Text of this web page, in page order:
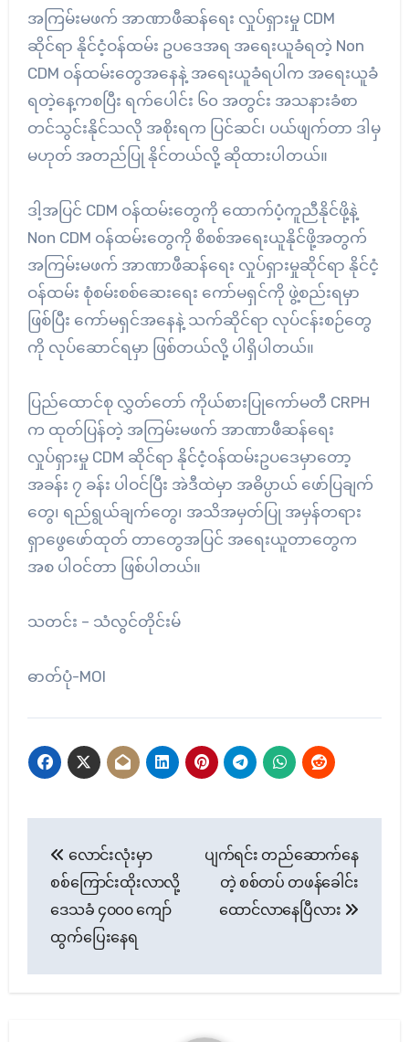
အကြမ်းမဖက် အာဏာဖီဆန်ရေး လှုပ်ရှားမှု CDM
ဆိုင်ရာ နိုင်ငံ့ဝန်ထမ်း ဥပ‌ဒေအရ အရေးယူခံရတဲ့ Non
CDM ဝန်ထမ်းတွေအနေနဲ့ အရေးယူခံရပါက အရေးယူခံ
ရတဲ့နေ့ကစပြီး ရက်ပေါင်း ၆၀ အတွင်း အသနားခံစာ
တင်သွင်းနိုင်သလို အစိုးရက ပြင်ဆင်၊ ပယ်ဖျက်တာ ဒါမှ
မဟုတ် အတည်ပြု နိုင်တယ်လို့ ဆိုထားပါတယ်။
ဒါ့အပြင် CDM ဝန်ထမ်းတွေကို ထောက်ပံ့ကူညီနိုင်ဖို့နဲ့
Non CDM ဝန်ထမ်းတွေကို စိစစ်အရေးယူနိုင်ဖို့အတွက်
အကြမ်းမဖက် အာဏာဖီဆန်ရေး လှုပ်ရှားမှုဆိုင်ရာ နိုင်ငံ့
ဝန်ထမ်း စုံစမ်းစစ်ဆေးရေး ကော်မရှင်ကို ဖွဲ့စည်းရမှာ
ဖြစ်ပြီး ကော်မရှင်အနေနဲ့ သက်ဆိုင်ရာ လုပ်ငန်းစဉ်တွေ
ကို လုပ်ဆောင်ရမှာ ဖြစ်တယ်လို့ ပါရှိပါတယ်။
ပြည်ထောင်စု လွှတ်တော် ကိုယ်စားပြုကော်မတီ CRPH
က ထုတ်ပြန်တဲ့ အကြမ်းမဖက် အာဏာဖီဆန်ရေး
လှုပ်ရှားမှု CDM ဆိုင်ရာ နိုင်ငံ့ဝန်ထမ်းဥပ‌ဒေမှာတော့
အခန်း ၇ ခန်း ပါဝင်ပြီး အဲဒီထဲမှာ အဓိပ္ပာယ် ဖော်ပြချက်
တွေ၊ ရည်ရွယ်ချက်တွေ၊ အသိအမှတ်ပြု အမှန်တရား
ရှာဖွေဖော်ထုတ် တာတွေအပြင် အရေးယူတာတွေက
အစ ပါဝင်တာ ဖြစ်ပါတယ်။
သတင်း – သံလွင်တိုင်းမ်
ဓာတ်ပုံ-MOI
navigation
လောင်းလုံးမှာ
စစ်ကြောင်းထိုးလာလို့
ဒေသခံ ၄၀၀၀ ကျော်
ထွက်ပြေးနေရ
ပျက်ရင်း တည်ဆောက်နေ
တဲ့ စစ်တပ် တဖန်ခေါင်း
ထောင်လာနေပြီလား